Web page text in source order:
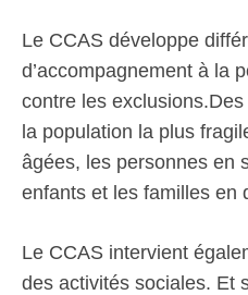
Le CCAS développe
d’accompagnement à la
contre les
la population la plus
âgées, les personnes en
enfants et les familles en
Le CCAS intervient
des activités sociales. Et